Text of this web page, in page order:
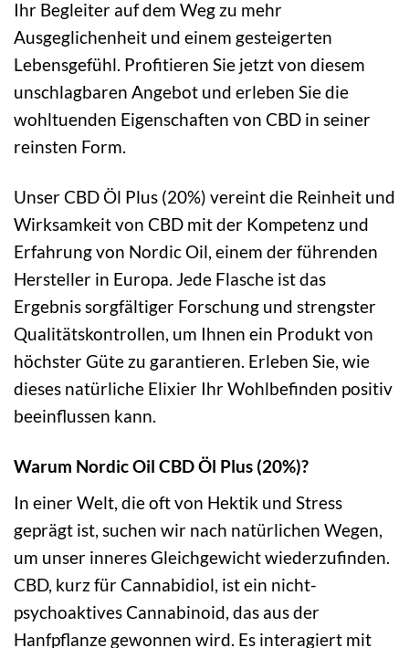
Ihr Begleiter auf dem Weg zu mehr
Ausgeglichenheit und einem gesteigerten
Lebensgefühl. Profitieren Sie jetzt von diesem
unschlagbaren Angebot und erleben Sie die
wohltuenden Eigenschaften von CBD in seiner
reinsten Form.
Unser CBD Öl Plus (20%) vereint die Reinheit und
Wirksamkeit von CBD mit der Kompetenz und
Erfahrung von Nordic Oil, einem der führenden
Hersteller in Europa. Jede Flasche ist das
Ergebnis sorgfältiger Forschung und strengster
Qualitätskontrollen, um Ihnen ein Produkt von
höchster Güte zu garantieren. Erleben Sie, wie
dieses natürliche Elixier Ihr Wohlbefinden positiv
beeinflussen kann.
Warum Nordic Oil CBD Öl Plus (20%)?
In einer Welt, die oft von Hektik und Stress
geprägt ist, suchen wir nach natürlichen Wegen,
um unser inneres Gleichgewicht wiederzufinden.
CBD, kurz für Cannabidiol, ist ein nicht-
psychoaktives Cannabinoid, das aus der
Hanfpflanze gewonnen wird. Es interagiert mit